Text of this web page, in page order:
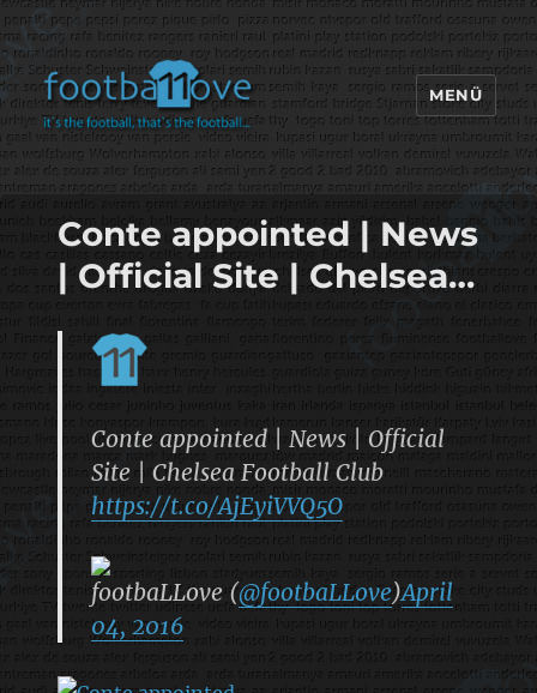
footbaLLove
MENÜ
Conte appointed | News
| Official Site | Chelsea…
Conte appointed | News | Official
Site | Chelsea Football Club
https://t.co/AjEyiVVQ5O
footbaLLove (@footbaLLove)April
04, 2016